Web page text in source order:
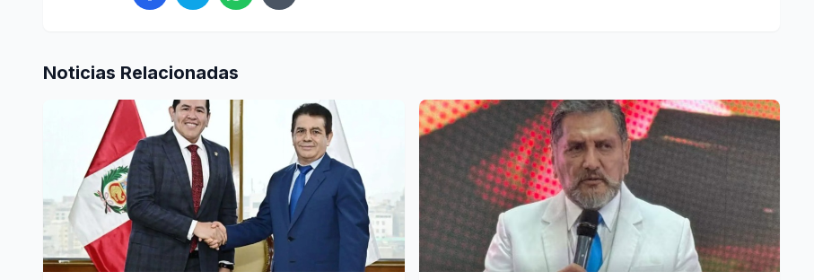
Noticias Relacionadas